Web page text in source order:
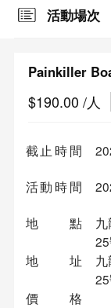
活動場次
Painkiller
$190.00 /人
截止時間
活動時間
地點
地址
價格